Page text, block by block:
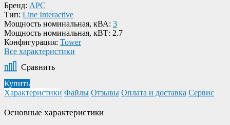
Бренд: APC
Тип: Line Interactive
Мощность номинальная, кВА: 3
Мощность номинальная, кВТ: 2.7
Конфигурация: Tower
Все характеристики
Сравнить
Купить
Характеристики Файлы Отзывы Оплата и доставка Сервис
Основные характеристики